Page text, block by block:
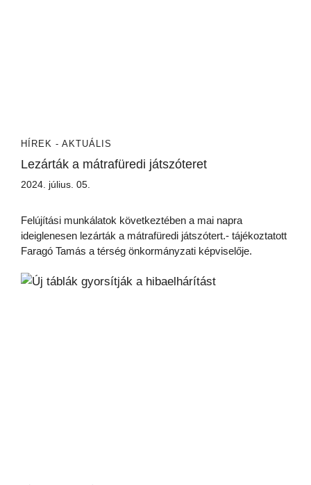
HÍREK - AKTUÁLIS
Lezárták a mátrafüredi játszóteret
2024. július. 05.
Felújítási munkálatok következtében a mai napra
ideiglenesen lezárták a mátrafüredi játszótert.- tájékoztatott
Faragó Tamás a térség önkormányzati képviselője.